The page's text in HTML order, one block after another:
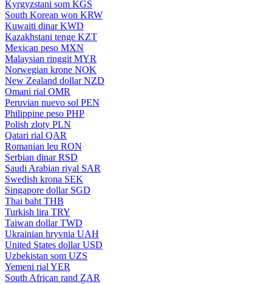
Kyrgyzstani som KGS
South Korean won KRW
Kuwaiti dinar KWD
Kazakhstani tenge KZT
Mexican peso MXN
Malaysian ringgit MYR
Norwegian krone NOK
New Zealand dollar NZD
Omani rial OMR
Peruvian nuevo sol PEN
Philippine peso PHP
Polish zloty PLN
Qatari rial QAR
Romanian leu RON
Serbian dinar RSD
Saudi Arabian riyal SAR
Swedish krona SEK
Singapore dollar SGD
Thai baht THB
Turkish lira TRY
Taiwan dollar TWD
Ukrainian hryvnia UAH
United States dollar USD
Uzbekistan som UZS
Yemeni rial YER
South African rand ZAR